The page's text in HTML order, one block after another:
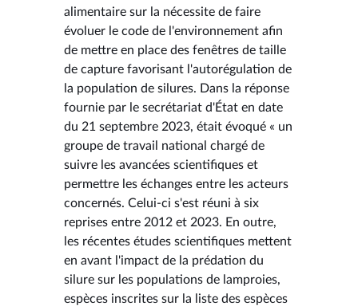
alimentaire sur la nécessite de faire
évoluer le code de l'environnement afin
de mettre en place des fenêtres de taille
de capture favorisant l'autorégulation de
la population de silures. Dans la réponse
fournie par le secrétariat d'État en date
du 21 septembre 2023, était évoqué « un
groupe de travail national chargé de
suivre les avancées scientifiques et
permettre les échanges entre les acteurs
concernés. Celui-ci s'est réuni à six
reprises entre 2012 et 2023. En outre,
les récentes études scientifiques mettent
en avant l'impact de la prédation du
silure sur les populations de lamproies,
espèces inscrites sur la liste des espèces